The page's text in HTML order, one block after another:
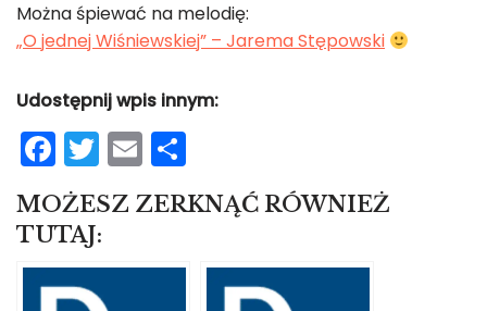
Można śpiewać na melodię:
„O jednej Wiśniewskiej” – Jarema Stępowski
Udostępnij wpis innym:
F
a
c
e
b
T
w
itt
er
E
m
ai
h
ar
MOŻESZ ZERKNĄĆ RÓWNIEŻ
TUTAJ: